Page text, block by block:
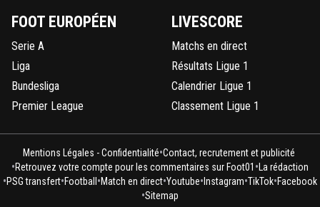
FOOT EUROPÉEN
Serie A
Liga
Bundesliga
Premier League
LIVESCORE
Matchs en direct
Résultats Ligue 1
Calendrier Ligue 1
Classement Ligue 1
Mentions Légales - Confidentialité•Contact, recrutement et publicité
•Retrouvez votre compte pour les commentaires sur Foot01 • La rédaction
•PSG transfert•Football •Match en direct•Youtube• Instagram•TikTok•Facebook
•Sitemap